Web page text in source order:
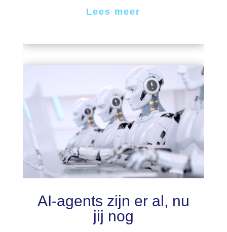
Lees meer
AI-agents zijn er al, nu
jij nog